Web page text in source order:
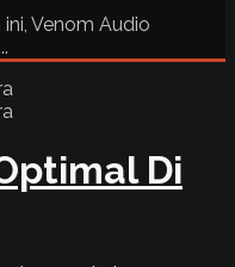
Venom Audio
Di